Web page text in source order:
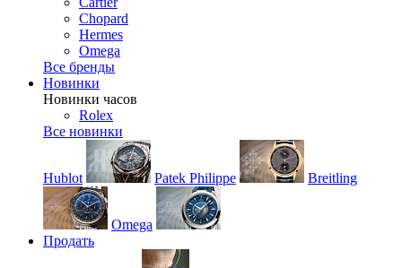
Chopard
Hermes
Omega
Все бренды
Новинки
Новинки часов
Rolex
Все новинки
Hublot Patek Philippe Breitling
Omega
Продать